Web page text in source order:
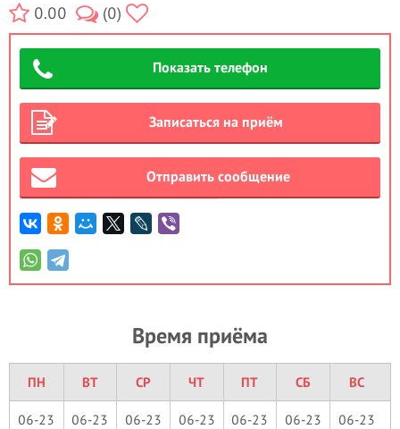
0.00 (0)
Показать телефон
Записаться на приём
Отправить сообщение
Время приёма
ПН ВТ СР ЧТ ПТ СБ ВС
06-23 06-23 06-23 06-23 06-23 06-23 06-23